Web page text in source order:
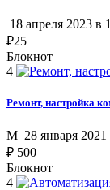
18 апреля 2023 в
₽25
Блокнот
4
Ремонт, настройка
M 28 января
₽ 500
Блокнот
4